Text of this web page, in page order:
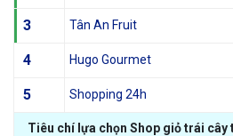
3 Tân An Fruit
4 Hugo Gourmet
5 Shopping 24h
Tiêu chí lựa chọn Shop giỏ trái cây